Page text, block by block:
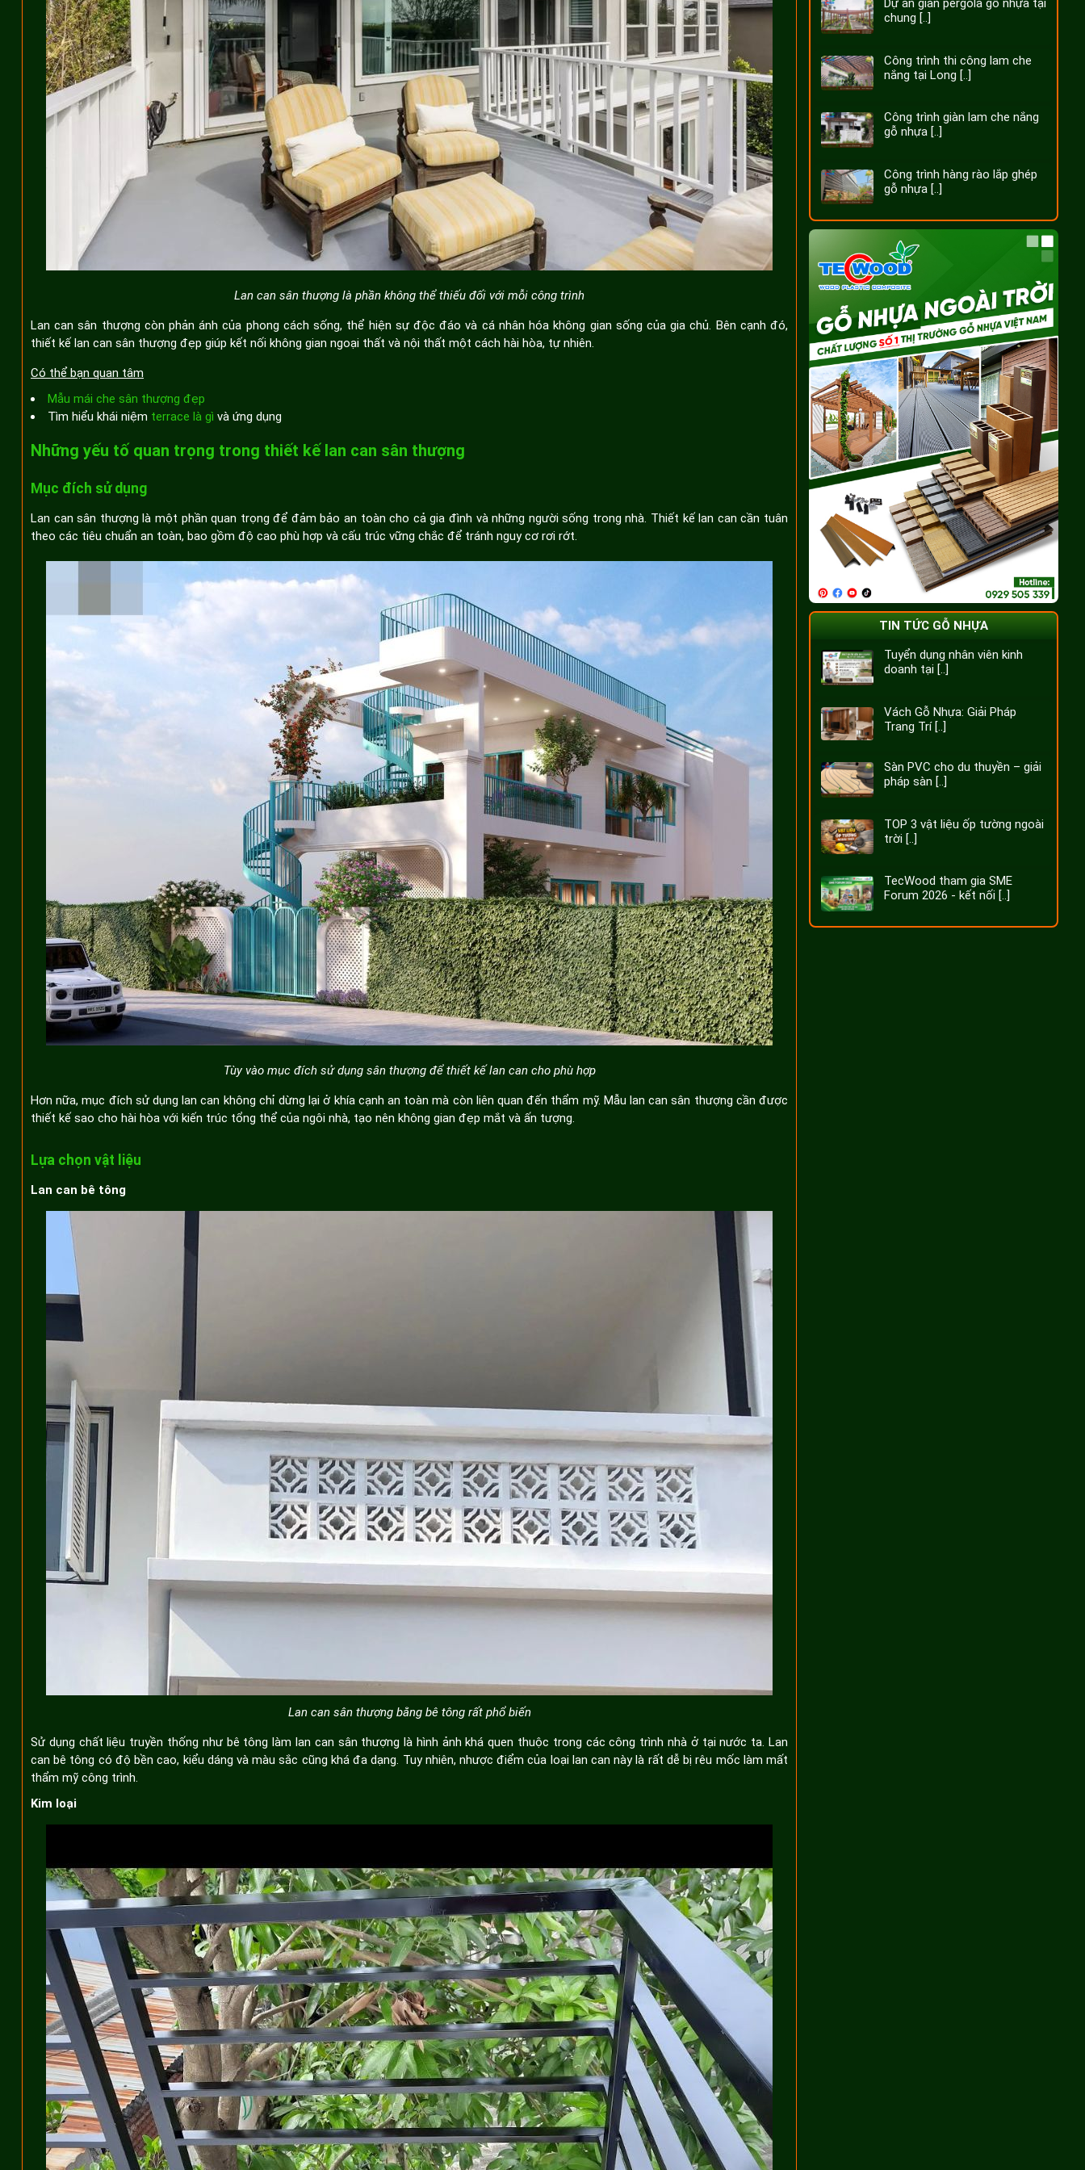
Lan can sân thượng kim loại
Lan can sân thượng kính
Lan can sân thượng bằng gỗ nhựa
4. Bí quyết lựa chọn mẫu lan can phù hợp
Phân tích không gian sân thượng
Ngân sách và chi phí thiết kế
Lan can sân thượng là phần không thể thiếu đối với mỗi công trình
Lan can sân thượng còn phản ánh của phong cách sống, thể hiện sự độc đáo và cá nhân hóa không gian sống của gia chủ. Bên cạnh đó,
thiết kế lan can sân thượng đẹp giúp kết nối không gian ngoại thất và nội thất một cách hài hòa, tự nhiên.
Có thể bạn quan tâm
Mẫu mái che sân thượng đẹp
Tìm hiểu khái niệm terrace là gì và ứng dụng
Những yếu tố quan trọng trong thiết kế lan can sân thượng
Mục đích sử dụng
Lan can sân thượng là một phần quan trọng để đảm bảo an toàn cho cả gia đình và những người sống trong nhà. Thiết kế lan can cần tuân
theo các tiêu chuẩn an toàn, bao gồm độ cao phù hợp và cấu trúc vững chắc để tránh nguy cơ rơi rớt.
Tùy vào mục đích sử dụng sân thượng để thiết kế lan can cho phù hợp
Hơn nữa, mục đích sử dụng lan can không chỉ dừng lại ở khía cạnh an toàn mà còn liên quan đến thẩm mỹ. Mẫu lan can sân thượng cần được
thiết kế sao cho hài hòa với kiến trúc tổng thể của ngôi nhà, tạo nên không gian đẹp mắt và ấn tượng.
Lựa chọn vật liệu
Lan can bê tông
Lan can sân thượng bằng bê tông rất phổ biến
Sử dụng chất liệu truyền thống như bê tông làm lan can sân thượng là hình ảnh khá quen thuộc trong các công trình nhà ở tại nước ta. Lan
can bê tông có độ bền cao, kiểu dáng và màu sắc cũng khá đa dạng. Tuy nhiên, nhược điểm của loại lan can này là rất dễ bị rêu mốc làm mất
thẩm mỹ công trình.
Kim loại
Dự án giàn pergola gỗ nhựa tại
chung [..]
Công trình thi công lam che
nắng tại Long [..]
Công trình giàn lam che nắng
gỗ nhựa [..]
Công trình hàng rào lắp ghép
gỗ nhựa [..]
TIN TỨC GỖ NHỰA
Tuyển dụng nhân viên kinh
doanh tại [..]
Vách Gỗ Nhựa: Giải Pháp
Trang Trí [..]
Sàn PVC cho du thuyền – giải
pháp sàn [..]
TOP 3 vật liệu ốp tường ngoài
trời [..]
TecWood tham gia SME
Forum 2026 - kết nối [..]